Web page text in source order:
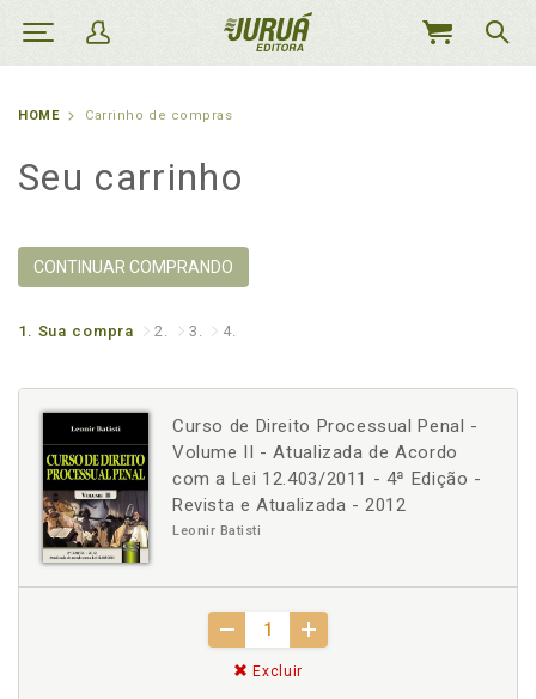
MEU
HOME Carrinho de compras
Seu carrinho
CONTINUAR COMPRANDO
1. Sua compra 2. 3. 4.
Curso de Direito Processual Penal -
Volume II - Atualizada de Acordo
com a Lei 12.403/2011 - 4ª Edição -
Revista e Atualizada - 2012
Leonir Batisti
Excluir